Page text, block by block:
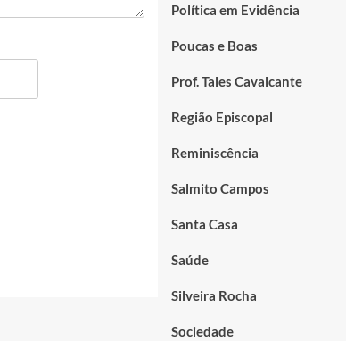
Política em Evidência
Poucas e Boas
Prof. Tales Cavalcante
Região Episcopal
Reminiscência
Salmito Campos
Santa Casa
Saúde
Silveira Rocha
Sociedade